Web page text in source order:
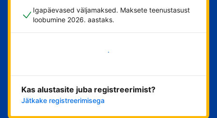
Igapäevased väljamaksed. Maksete teenustasust
loobumine 2026. aastaks.
Alusta kohe
Kas alustasite juba registreerimist?
Jätkake registreerimisega